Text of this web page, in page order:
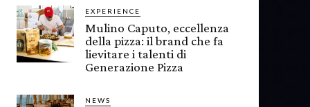
EXPERIENCE
Mulino Caputo, eccellenza
della pizza: il brand che fa
lievitare i talenti di
Generazione Pizza
NEWS